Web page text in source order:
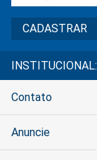
INSTITUCIONAL:
Contato
Anuncie